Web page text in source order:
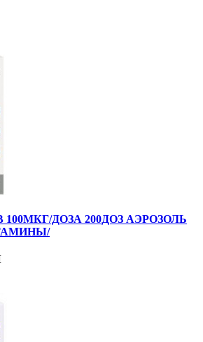
ДОЗА 200ДОЗ АЭРОЗОЛЬ